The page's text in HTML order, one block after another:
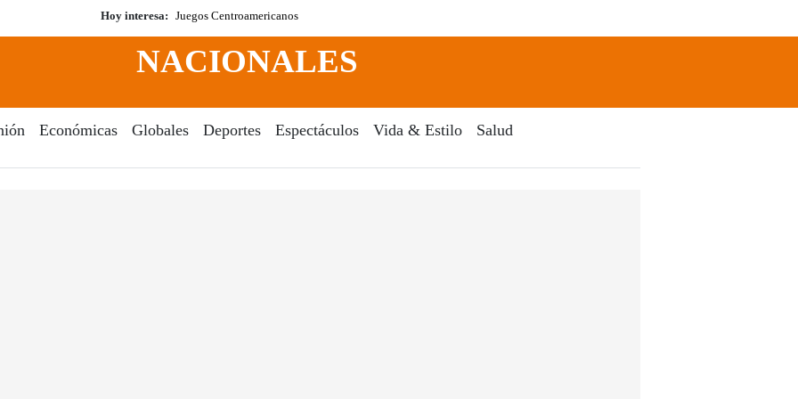
Hoy interesa: Juegos Centroamericanos
Search
NACIONALES
Económicas Globales Deportes Espectáculos Vida & Estilo Salud